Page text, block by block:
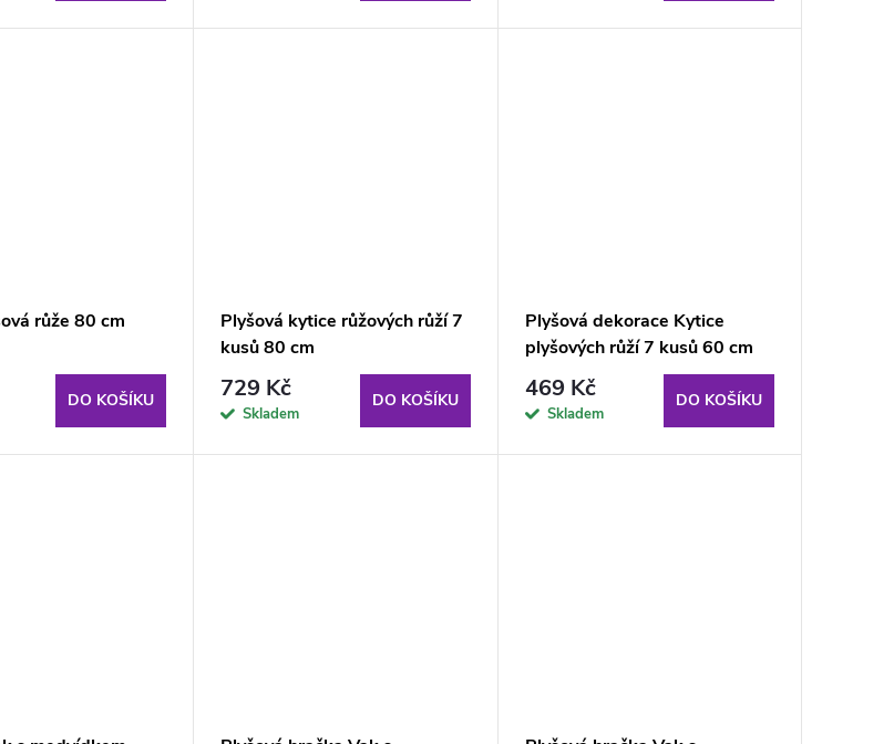
růže 80 cm
DO KOŠÍKU
Plyšová kytice růžových růží 7
kusů 80 cm
729 Kč
Skladem
DO KOŠÍKU
Plyšová dekorace Kytice
plyšových růží 7 kusů 60 cm
469 Kč
Skladem
DO KOŠÍKU